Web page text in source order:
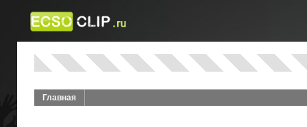
Главная